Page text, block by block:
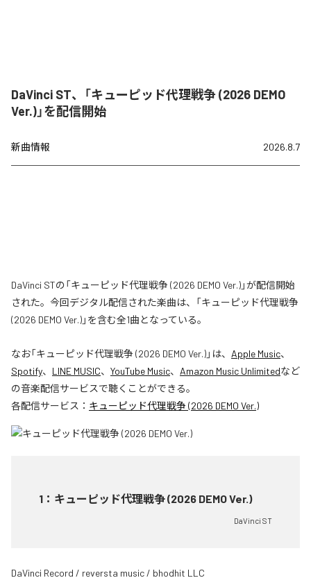
DaVinci ST、「キューピッド代理戦争 (2026 DEMO
Ver.)」を配信開始
新曲情報 2026.8.7
DaVinci STの「キューピッド代理戦争 (2026 DEMO Ver.)」が配信開始
された。今回デジタル配信された楽曲は、「キューピッド代理戦争
(2026 DEMO Ver.)」を含む全1曲となっている。
なお「キューピッド代理戦争 (2026 DEMO Ver.)」は、 Apple Music、
Spotify、 LINE MUSIC、 YouTube Music、 Amazon Music Unlimitedなど
の音楽配信サービスで聴くことができる。
各配信サービス： キューピッド代理戦争 (2026 DEMO Ver.)
1 ： キューピッド代理戦争 (2026 DEMO Ver.)
DaVinci ST
DaVinci Record / reversta music / bhodhit LLC